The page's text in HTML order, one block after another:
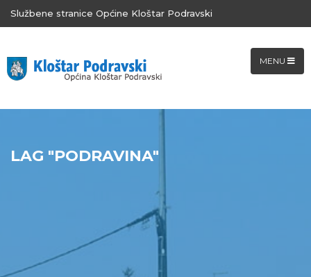
Službene stranice Općine Kloštar Podravski
MENU
LAG "PODRAVINA"